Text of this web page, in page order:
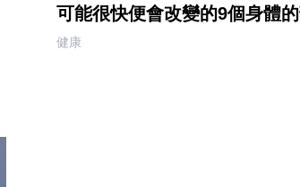
可能很快便會改變的9個身體
健康